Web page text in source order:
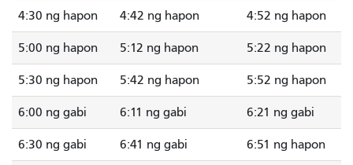
4:30 ng hapon 4:42 ng hapon 4:52 ng hapon
5:00 ng hapon 5:12 ng hapon 5:22 ng hapon
5:30 ng hapon 5:42 ng hapon 5:52 ng hapon
6:00 ng gabi 6:11 ng gabi 6:21 ng gabi
6:30 ng gabi 6:41 ng gabi 6:51 ng hapon